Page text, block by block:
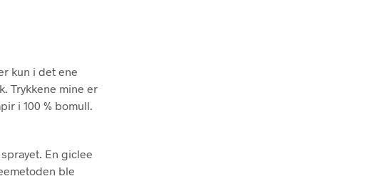
kun i det ene
Trykkene mine er
i 100 % bomull.
En giclee
ble